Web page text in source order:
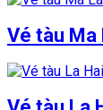
Vé tàu Ma